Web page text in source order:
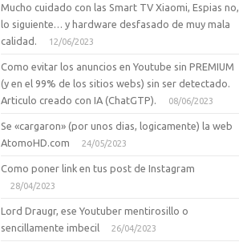
Mucho cuidado con las Smart TV Xiaomi, Espias no,
lo siguiente… y hardware desfasado de muy mala
calidad.
12/06/2023
Como evitar los anuncios en Youtube sin PREMIUM
(y en el 99% de los sitios webs) sin ser detectado.
Articulo creado con IA (ChatGTP).
08/06/2023
Se «cargaron» (por unos dias, logicamente) la web
AtomoHD.com
24/05/2023
Como poner link en tus post de Instagram
28/04/2023
Lord Draugr, ese Youtuber mentirosillo o
sencillamente imbecil
26/04/2023